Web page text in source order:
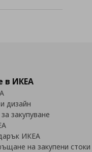
в ИКЕА
дизайн
закупуване
ИКЕА
на закупени стоки